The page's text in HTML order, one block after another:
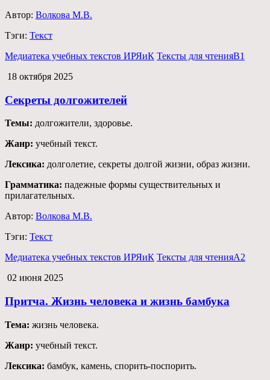
Автор: Волкова М.В.
Тэги: Текст
Медиатека учебных текстов ИРЯиК Тексты для чтенияB1
18 октября 2025
Секреты долгожителей
Темы: долгожители, здоровье.
Жанр: учебный текст.
Лексика: долголетие, секреты долгой жизни, образ жизни.
Грамматика: падежные формы существительных и
прилагательных.
Автор: Волкова М.В.
Тэги: Текст
Медиатека учебных текстов ИРЯиК Тексты для чтенияА2
02 июня 2025
Притча. Жизнь человека и жизнь бамбука
Тема: жизнь человека.
Жанр: учебный текст.
Лексика: бамбук, камень, спорить-поспорить.